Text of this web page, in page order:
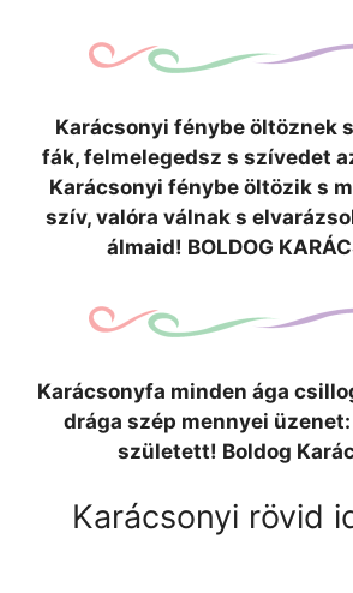
Karácsonyi fénybe öltöznek
fák, felmelegedsz s szívedet
Karácsonyi fénybe öltözik s
szív, valóra válnak s
álmaid! BOLDOG
Karácsonyfa minden ága
drága szép mennyei
született! Boldog
Karácsonyi rövid